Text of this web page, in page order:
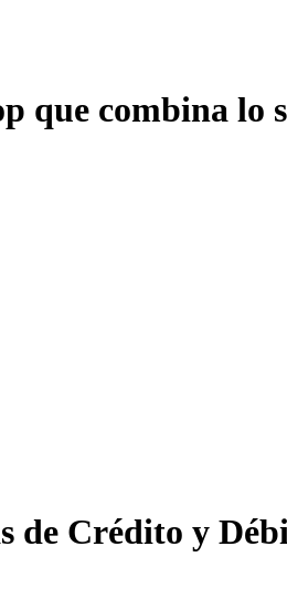
que combina lo
de Crédito y